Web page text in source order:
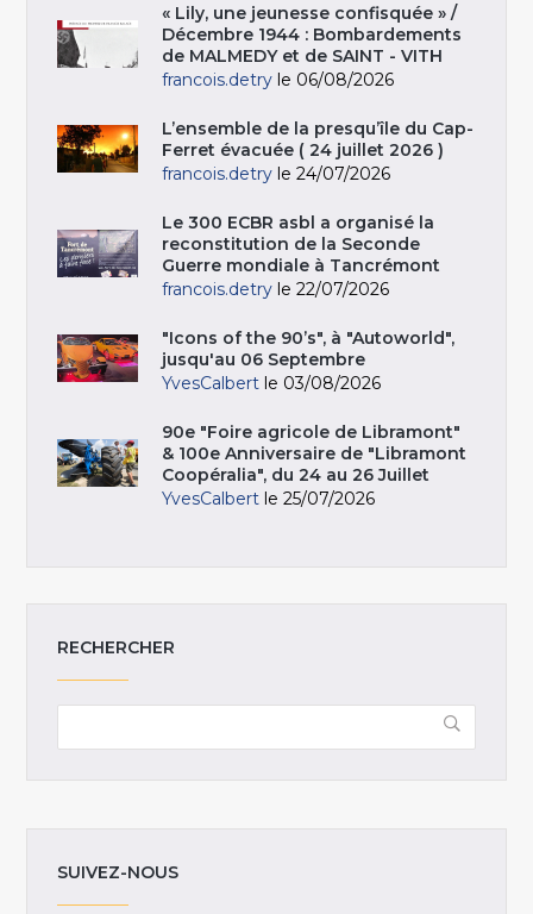
« Lily, une jeunesse confisquée » /
Décembre 1944 : Bombardements
de MALMEDY et de SAINT - VITH
francois.detry le 06/08/2026
L’ensemble de la presqu’île du Cap-
Ferret évacuée ( 24 juillet 2026 )
francois.detry le 24/07/2026
Le 300 ECBR asbl a organisé la
reconstitution de la Seconde
Guerre mondiale à Tancrémont
francois.detry le 22/07/2026
"Icons of the 90’s", à "Autoworld",
jusqu'au 06 Septembre
YvesCalbert le 03/08/2026
90e "Foire agricole de Libramont"
& 100e Anniversaire de "Libramont
Coopéralia", du 24 au 26 Juillet
YvesCalbert le 25/07/2026
RECHERCHER
SUIVEZ-NOUS